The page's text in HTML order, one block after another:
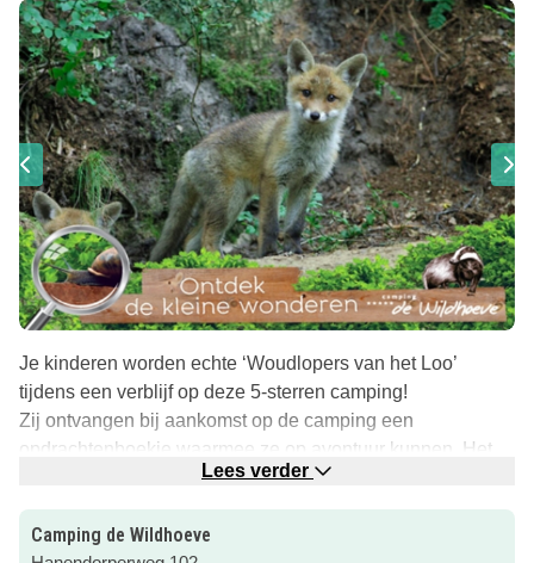
Je kinderen worden echte ‘Woudlopers van het Loo’
tijdens een verblijf op deze 5-sterren camping!
Zij ontvangen bij aankomst op de camping een
opdrachtenboekje waarmee ze op avontuur kunnen. Het
speurprogramma ‘Ontdek de kleine wonderen’ is zeer
divers en kan het gehele jaar door gedaan worden.
De camping is voorzien van alle faciliteiten die de 5
Lees verder
Camping de Wildhoeve